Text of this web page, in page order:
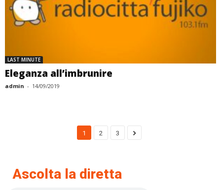
LAST MINUTE
Eleganza all’imbrunire
admin - 14/09/2019
1 2 3
Ascolta la diretta